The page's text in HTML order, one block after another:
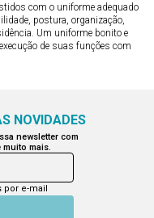
com o uniforme adequado
postura, organização,
Um uniforme bonito e
de suas funções com
NOVIDADES
newsletter com
mais.
e-mail